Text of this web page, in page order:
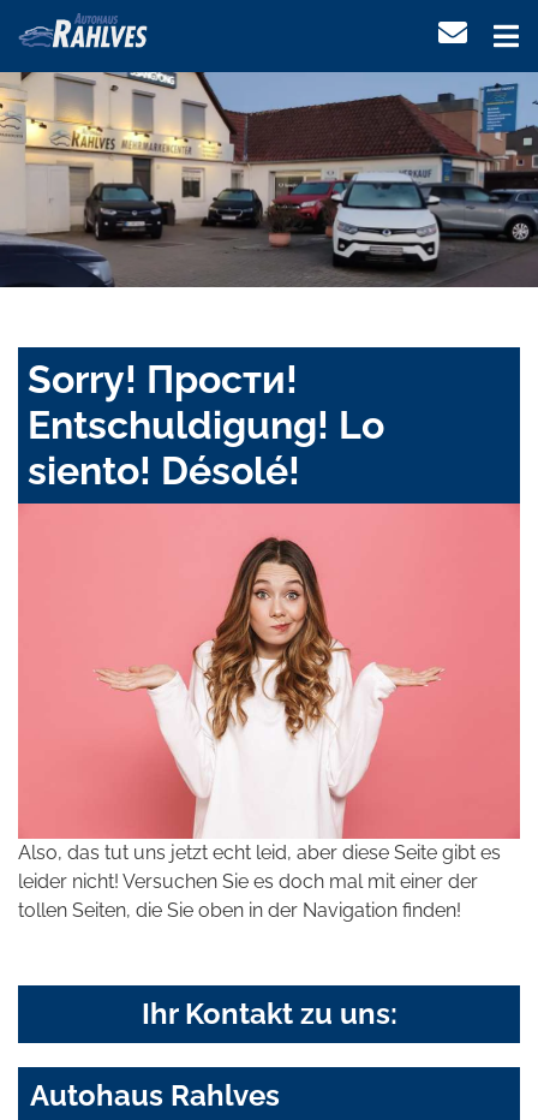
Sorry! Прости!
Entschuldigung! Lo
siento! Désolé!
Also, das tut uns jetzt echt leid, aber diese Seite gibt es
leider nicht! Versuchen Sie es doch mal mit einer der
tollen Seiten, die Sie oben in der Navigation finden!
Ihr Kontakt zu uns:
Autohaus Rahlves